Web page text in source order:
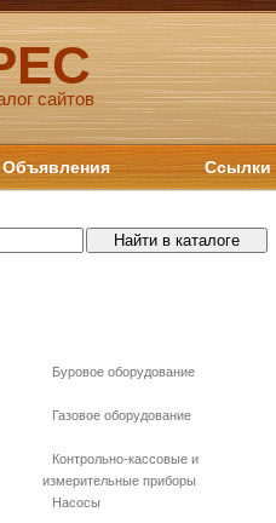
сайтов
Объявления Ссылки
Буровое оборудование
Газовое оборудование
Контрольно-кассовые и
измерительные приборы
Насосы